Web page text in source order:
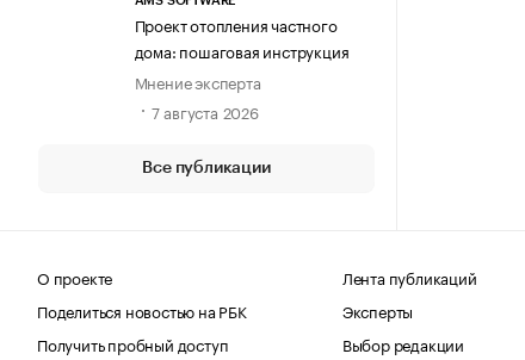
Проект отопления частного
дома: пошаговая инструкция
Мнение эксперта
7 августа 2026
Все публикации
О проекте
Поделиться новостью на РБК
Получить пробный доступ
Лента публикаций
Эксперты
Выбор редакции